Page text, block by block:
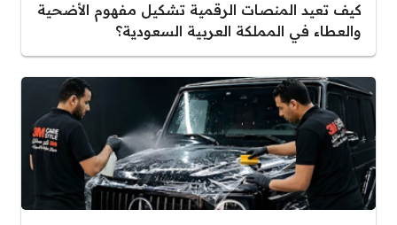
كيف تعيد المنصات الرقمية تشكيل مفهوم الأضحية
والعطاء في المملكة العربية السعودية؟